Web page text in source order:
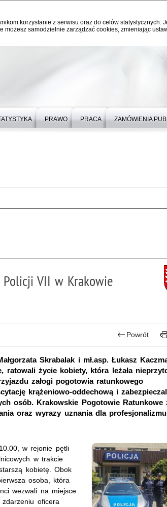
korzystanie z serwisu oraz do celów statystycznych.
możesz samodzielnie zarządzać cookies, zmieniając
PRAWO PRACA ZAMÓWIENIA
VII w Krakowie
Powrót
Skrabalak i mł.asp. Łukasz
życie kobiety, która leżała
załogi pogotowia ratunkowego
krążeniowo-oddechową i
osób. Krakowskie Pogotowie Ratunkowe
oraz wyrazy uznania dla
w rejonie pętli
w trakcie
kobietę. Obok
osoba, która
wezwali na miejsce
oficera